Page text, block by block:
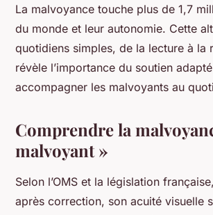
La malvoyance touche plus de 1,7
du monde et leur autonomie. Cette
quotidiens simples, de la lecture à la
révèle l’importance du soutien
accompagner les malvoyants au
Comprendre la
malvoyant »
Selon l’OMS et la législation
après correction, son acuité visuelle